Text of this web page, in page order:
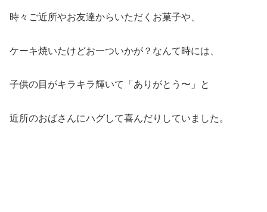
時々ご近所やお友達からいただくお菓子や、
ケーキ焼いたけどお一ついかが？なんて時には、
子供の目がキラキラ輝いて「ありがとう〜」と
近所のおばさんにハグして喜んだりしていました。